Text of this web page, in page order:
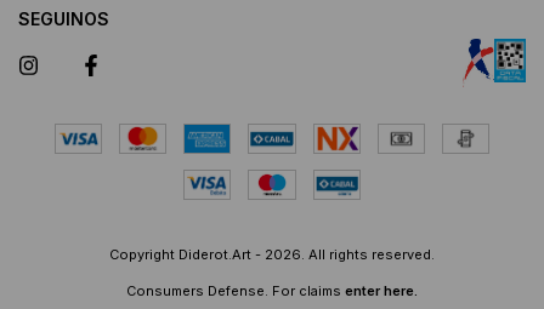
SEGUINOS
Copyright Diderot.Art - 2026. All rights reserved.
Consumers Defense. For claims enter here.